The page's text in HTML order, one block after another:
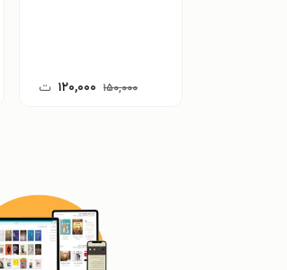
۱۵۰,۰۰۰ ۱۲۰,۰۰۰ ت